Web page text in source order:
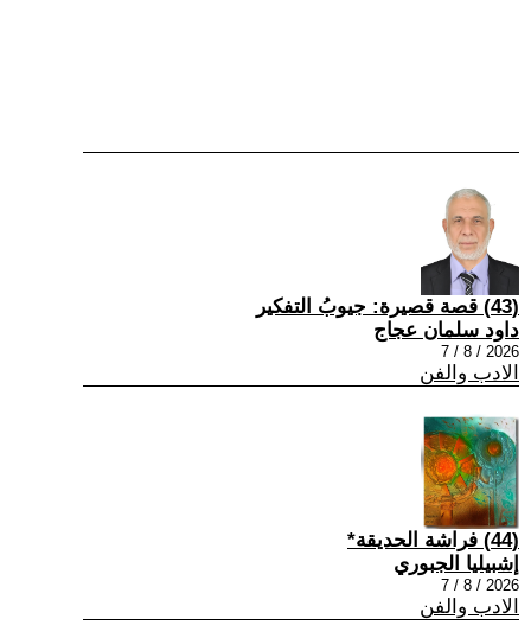
(43) قصة قصيرة: جيوبُ التفكير
داود سلمان عجاج
2026 / 8 / 7
الادب والفن
(44) فراشة الحديقة*
إشبيليا الجبوري
2026 / 8 / 7
الادب والفن